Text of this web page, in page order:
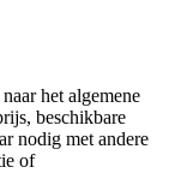
het algemene
beschikbare
nodig met andere
of